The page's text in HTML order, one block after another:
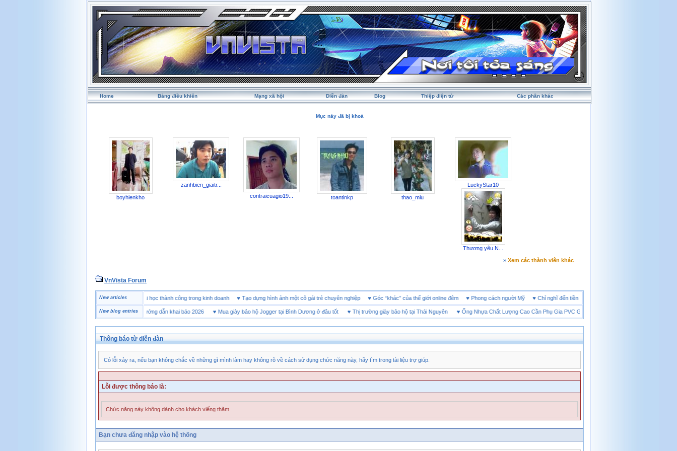
Home Bảng điều khiển Mạng xã hội Diễn đàn Blog Thiệp điện tử Các phần khác
Mục này đã bị khoá
boyhienkho
zanhbien_giaitr...
contraicuagio19...
toantinkp thao_miu
LuckyStar10
Thương yêu N...
» Xem các thành viên khác
VnVista Forum
New articles
Một số câu hỏi phỏng vấn “đặc biệt” của Microsoft 4 bài học thành công trong kinh doanh♥Tạo dựng hình ảnh một cô gái trẻ chuyên nghiệp♥Góc “khác” của thế giới online đêm♥Phong cách người Mỹ♥Chỉ nghĩ đến tiền cũng làm người ta ích kỷ
New blog entries
Tờ khai hải quan là gì? Hướng dẫn khai báo 2026♥ Mua giày bảo hộ Jogger tại Bình Dương ở đâu tốt♥ Thị trường giày bảo hộ tại Thái Nguyên♥ Ống Nhựa Chất Lượng Cao Cần Phụ Gia PVC Gì?♥
Thông báo từ diễn đàn
Có lỗi xảy ra, nếu bạn không chắc về những gì mình làm hay không rõ về cách sử dụng chức năng này, hãy tìm trong tài liệu trợ giúp.
Lỗi được thông báo là:
Chức năng này không dành cho khách viếng thăm
Bạn chưa đăng nhập vào hệ thống